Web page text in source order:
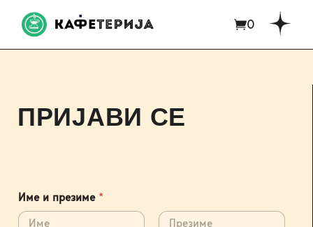
0
ПРИЈАВИ СЕ
Име и презиме *